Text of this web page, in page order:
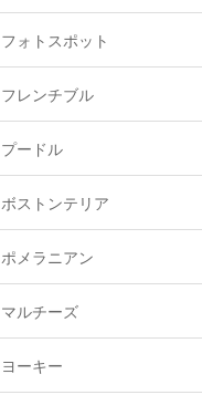
フォトスポット
フレンチブル
プードル
ボストンテリア
ポメラニアン
マルチーズ
ヨーキー